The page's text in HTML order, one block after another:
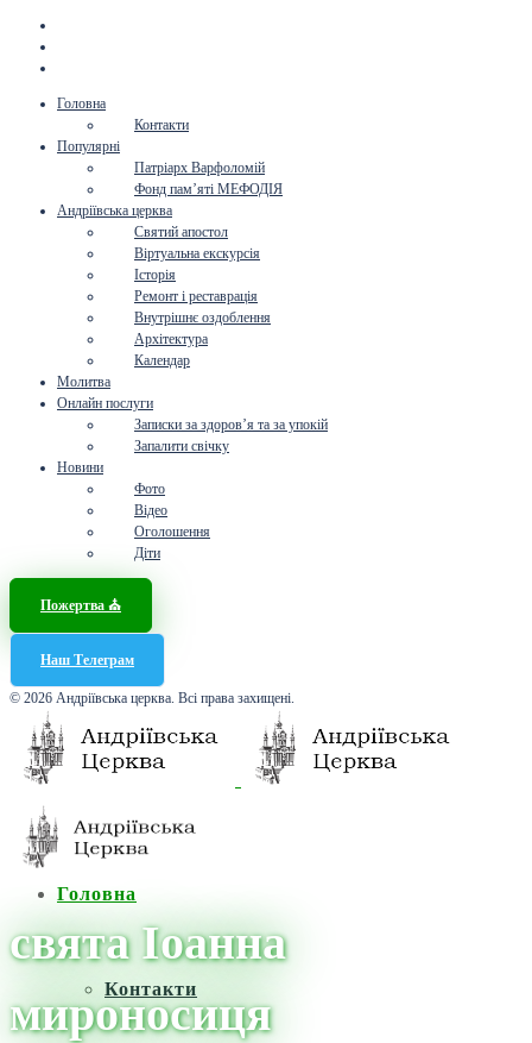
Головна
Контакти
Популярні
Патріарх Варфоломій
Фонд пам’яті МЕФОДІЯ
Андріївська церква
Святий апостол
Віртуальна екскурсія
Історія
Ремонт і реставрація
Внутрішнє оздоблення
Архітектура
Календар
Молитва
Онлайн послуги
Записки за здоров’я та за упокій
Запалити свічку
Новини
Фото
Відео
Оголошення
Діти
Пожертва ⛪️
Наш Телеграм
© 2026 Андріївська церква. Всі права захищені.
Головна
Контакти
свята Іоанна
мироносиця